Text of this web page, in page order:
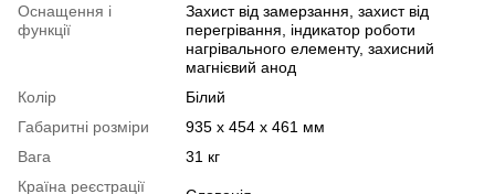
Оснащення і
функції
Захист від замерзання, захист від
перегрівання, індикатор роботи
нагрівального елементу, захисний
магнієвий анод
Колір
Білий
Габаритні розміри
935 х 454 х 461 мм
Вага
31 кг
Країна реєстрації